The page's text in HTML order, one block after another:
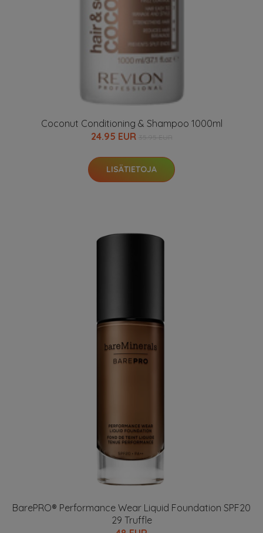
Coconut Conditioning & Shampoo 1000ml
24.95 EUR
LISÄTIETOJA
BarePRO® Performance Wear Liquid Foundation SPF20
29 Truffle